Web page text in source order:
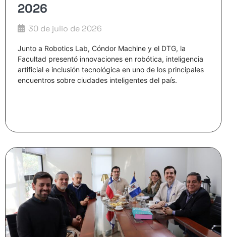
2026​
30 de julio de 2026
Junto a Robotics Lab, Cóndor Machine y el DTG, la
Facultad presentó innovaciones en robótica, inteligencia
artificial e inclusión tecnológica en uno de los principales
encuentros sobre ciudades inteligentes del país.